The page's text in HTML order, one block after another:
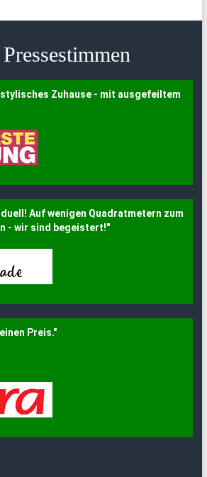
Zuhause - mit ausgefeiltem
Auf wenigen Quadratmetern zum
- wir sind begeistert!"
Preis."